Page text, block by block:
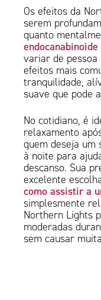
Os efeitos da
serem
quanto
variar de pessoa
efeitos mais
tranquilidade,
suave que pode
No cotidiano, é
relaxamento
quem deseja um
à noite para
descanso. Sua
excelente
como assistir a
simplesmente
Northern Lights
moderadas
sem causar